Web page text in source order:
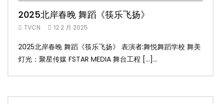
2025北岸春晚 舞蹈《筷乐飞扬》
TVCN 12 2 月 2025
2025北岸春晚 舞蹈《筷乐飞扬》 表演者:舞悦舞蹈学校 舞美
灯光：聚星传媒 FSTAR MEDIA 舞台工程 […]...